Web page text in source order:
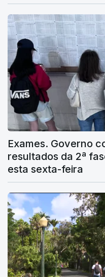
Exames. Governo
resultados da 2ª
esta sexta-feira